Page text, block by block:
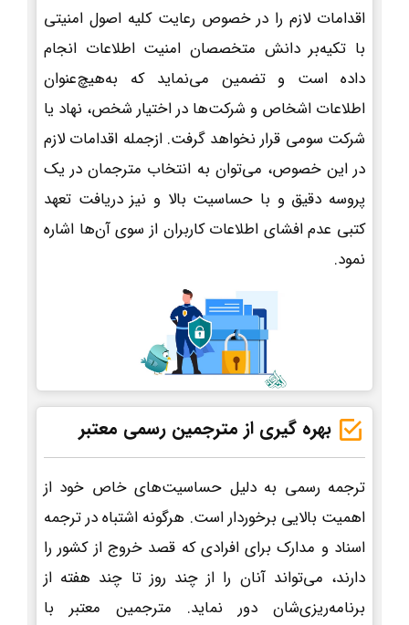
اقدامات لازم را در خصوص رعایت کلیه اصول امنیتی
با تکیه‌بر دانش متخصصان امنیت اطلاعات انجام
داده است و تضمین می‌نماید که به‌هیچ‌عنوان
اطلاعات اشخاص و شرکت‌ها در اختیار شخص، نهاد یا
شرکت سومی قرار نخواهد گرفت. ازجمله اقدامات لازم
در این خصوص، می‌توان به انتخاب مترجمان در یک
پروسه دقیق و با حساسیت بالا و نیز دریافت تعهد
کتبی عدم افشای اطلاعات کاربران از سوی آن‌ها اشاره
نمود.
بهره گیری از مترجمین رسمی معتبر
ترجمه رسمی به دلیل حساسیت‌های خاص خود از
اهمیت بالایی برخوردار است. هرگونه اشتباه در ترجمه
اسناد و مدارک برای افرادی که قصد خروج از کشور را
دارند، می‌تواند آنان را از چند روز تا چند هفته از
برنامه‌ریزی‌شان دور نماید. مترجمین معتبر با